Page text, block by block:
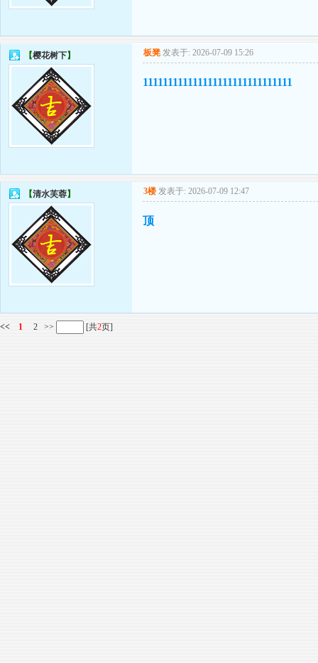
【樱花树下】 板凳 发表于: 2026-07-09 15:26
111111111111111111111111111111
【清水芙蓉】 3楼 发表于: 2026-07-09 12:47
顶
<< 1 2 >> [共2页]